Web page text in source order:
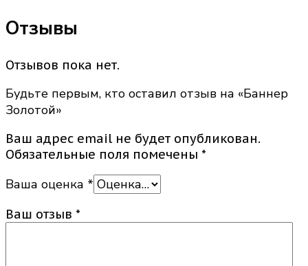
Отзывы
Отзывов пока нет.
Будьте первым, кто оставил отзыв на «Баннер
Золотой»
Ваш адрес email не будет опубликован.
Обязательные поля помечены *
Ваша оценка *
Ваш отзыв *